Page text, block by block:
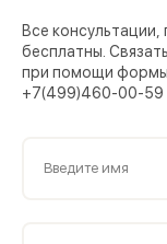
Все
бесплатны.
при помощи формы
+7(499)460-00-59
Введите имя